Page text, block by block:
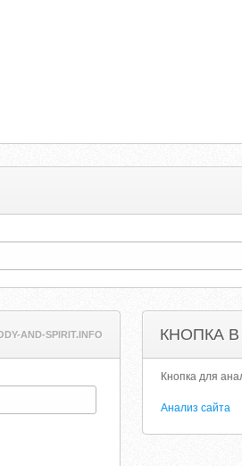
AND-SPIRIT.INFO КНОПКА
Кнопка для
Анализ сайта